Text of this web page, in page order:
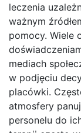
leczenia
ważnym
pomocy. Wiele
mediach
w podjęciu
placówki.
atmosfery
personelu do